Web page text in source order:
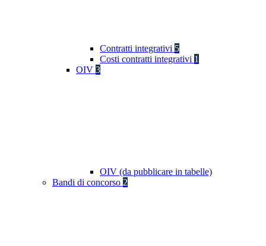
Contratti integrativi 5
Costi contratti integrativi 1
OIV 3
OIV (da pubblicare in tabelle)
Bandi di concorso 2